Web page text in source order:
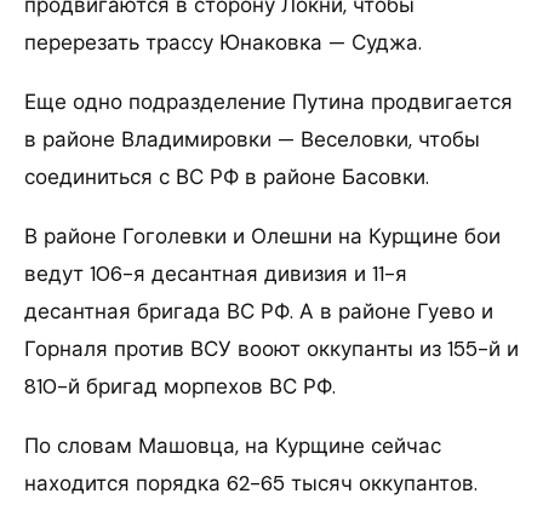
перерезать трассу Юнаковка — Суджа.
Еще одно подразделение Путина продвигается
в районе Владимировки — Веселовки, чтобы
соединиться с ВС РФ в районе Басовки.
В районе Гоголевки и Олешни на Курщине бои
ведут 106-я десантная дивизия и 11-я
десантная бригада ВС РФ. А в районе Гуево и
Горналя против ВСУ вооют оккупанты из 155-й и
810-й бригад морпехов ВС РФ.
По словам Машовца, на Курщине сейчас
находится порядка 62-65 тысяч оккупантов.